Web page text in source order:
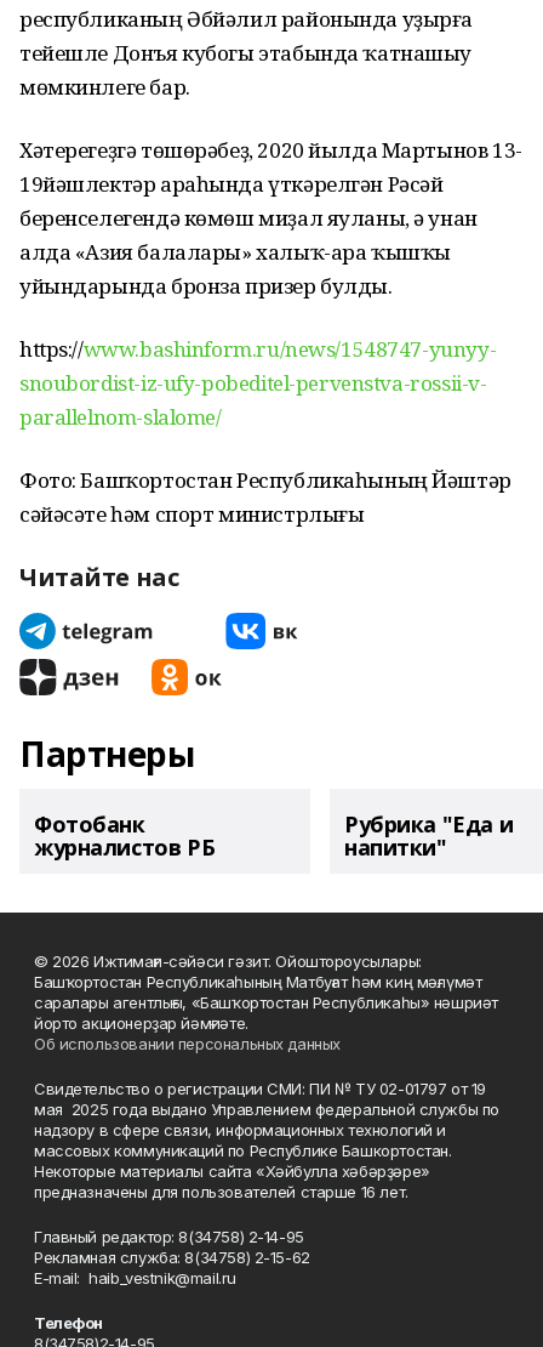
республиканың Әбйәлил районында уҙырға
тейешле Донъя кубогы этабында ҡатнашыу
мөмкинлеге бар.
Хәтерегеҙгә төшөрәбеҙ, 2020 йылда Мартынов 13-
19йәшлектәр араһында үткәрелгән Рәсәй
беренселегендә көмөш миҙал яуланы, ә унан
алда «Азия балалары» халыҡ-ара ҡышҡы
уйындарында бронза призер булды.
https://www.bashinform.ru/news/1548747-yunyy-
snoubordist-iz-ufy-pobeditel-pervenstva-rossii-v-
parallelnom-slalome/
Фото: Башҡортостан Республикаһының Йәштәр
сәйәсәте һәм спорт министрлығы
Читайте нас
Партнеры
Фотобанк
журналистов РБ
Рубрика "Еда и
напитки"
© 2026 Ижтимағи-сәйәси гәзит. Ойоштороусылары:
Башҡортостан Республикаһының Матбуғат һәм киң мәғлүмәт
саралары агентлығы, «Башҡортостан Республикаһы» нәшриәт
йорто акционерҙар йәмғиәте.
Об использовании персональных данных
Свидетельство о регистрации СМИ: ПИ № ТУ 02-01797 от 19
мая 2025 года выдано Управлением федеральной службы по
надзору в сфере связи, информационных технологий и
массовых коммуникаций по Республике Башкортостан.
Некоторые материалы сайта «Хәйбулла хәбәрҙәре»
предназначены для пользователей старше 16 лет.
Главный редактор: 8(34758) 2-14-95
Рекламная служба: 8(34758) 2-15-62
Е-mаil: haib_vestnik@mail.ru
Телефон